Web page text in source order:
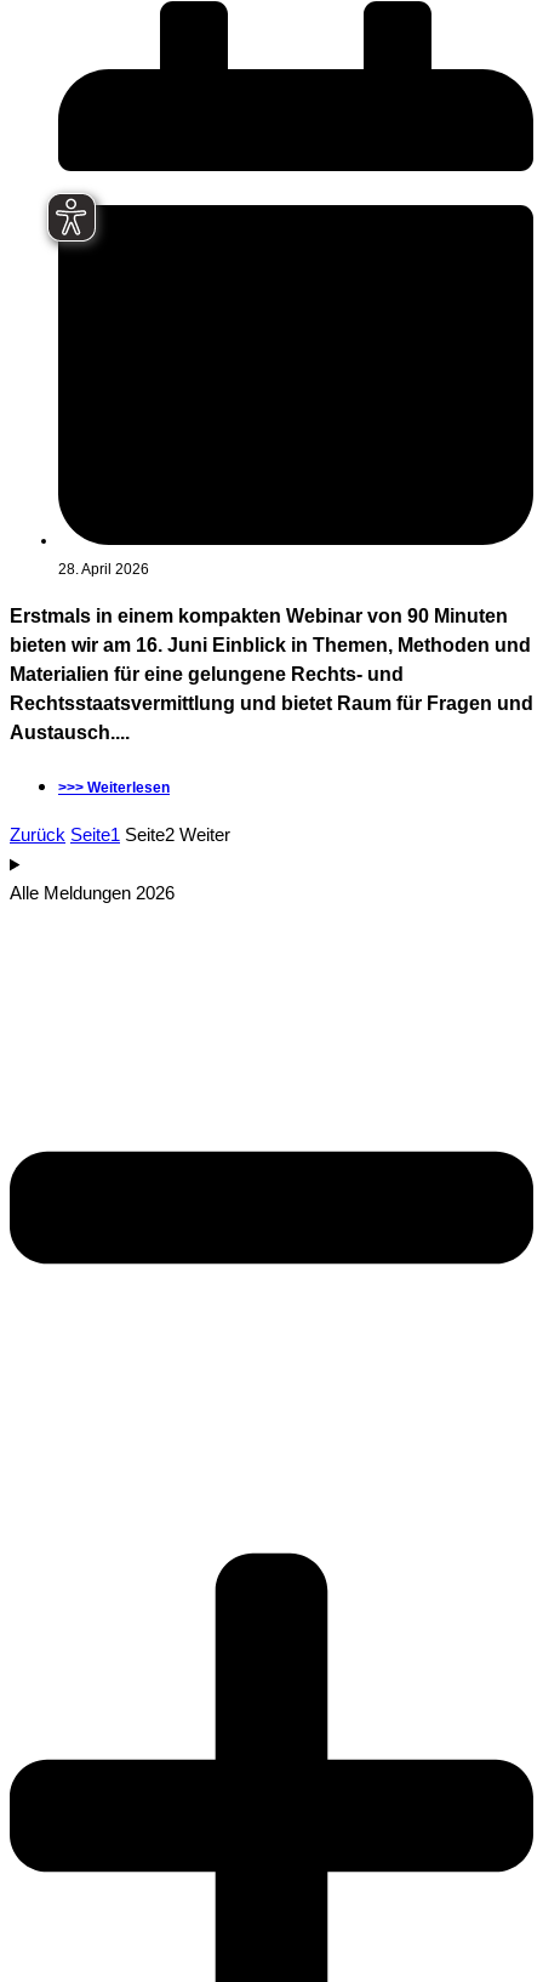
28. April 2026
Erstmals in einem kompakten Webinar von 90 Minuten
bieten wir am 16. Juni Einblick in Themen, Methoden und
Materialien für eine gelungene Rechts- und
Rechtsstaatsvermittlung und bietet Raum für Fragen und
Austausch....
>>> Weiterlesen
Zurück Seite1 Seite2 Weiter
Alle Meldungen 2026